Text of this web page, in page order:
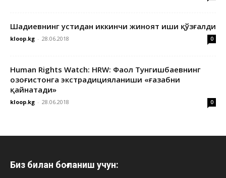
Шадиевнинг устидан иккинчи жиноят иши қўзғалди
kloop.kg - 28.06.2018 0
Human Rights Watch: HRW: Фаол Тунгишбаевнинг
Қозоғистонга экстрадицияланиши «ғазабни
қайнатади»
kloop.kg - 28.06.2018 0
Биз билан боғланиш учун: